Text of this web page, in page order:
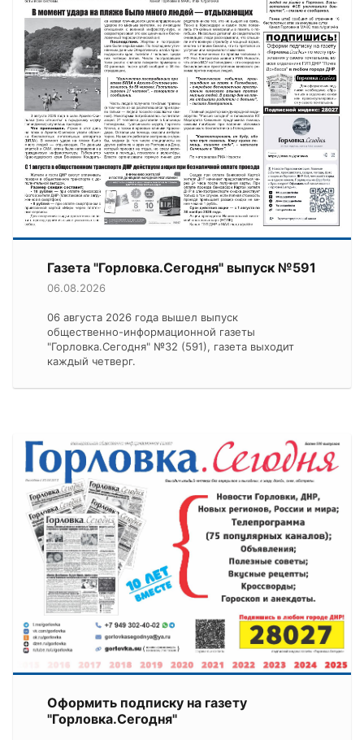
Газета "Горловка.Сегодня" выпуск №591
06.08.2026
06 августа 2026 года вышел выпуск
общественно-информационной газеты
"Горловка.Сегодня" №32 (591), газета выходит
каждый четверг.
Оформить подписку на газету
"Горловка.Сегодня"